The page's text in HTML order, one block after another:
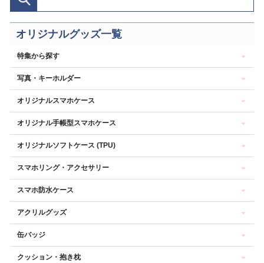
オリジナルグッズ一覧
特集から探す
写真・キーホルダー
オリジナルスマホケース
オリジナル手帳型スマホケース
オリジナルソフトケース (TPU)
スマホリング・アクセサリー
スマホ防水ケース
アクリルグッズ
缶バッジ
クッション・抱き枕